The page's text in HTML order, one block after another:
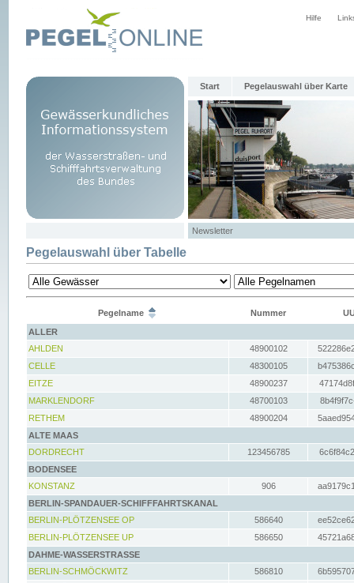
Hilfe
Start Pegelauswahl über Karte
Newsletter
Pegelauswahl über Tabelle
Pegelname Nummer
ALLER
AHLDEN
48900102
CELLE
48300105
EITZE
48900237
MARKLENDORF
48700103
RETHEM
48900204
ALTE MAAS
DORDRECHT
123456785
BODENSEE
KONSTANZ
906
BERLIN-SPANDAUER-SCHIFFFAHRTSKANAL
BERLIN-PLÖTZENSEE OP
586640
BERLIN-PLÖTZENSEE UP
586650
DAHME-WASSERSTRASSE
BERLIN-SCHMÖCKWITZ
586810